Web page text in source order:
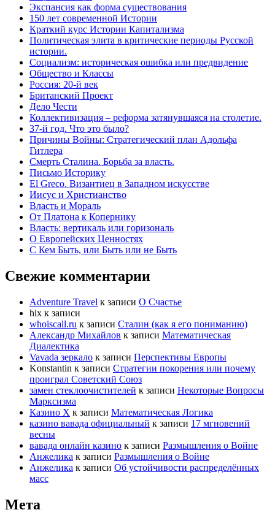
Экспансия как форма существования
150 лет современной Истории
Краткий курс Истории Капитализма
Политическая элита в критические периоды Русской
истории.
Социализм: историческая ошибка или предвидение
Общество и Классы
Россия: 20-й век
Британский Проект
Дело Чести
Коллективизация – реформа затянувшаяся на столетие.
37-й год. Что это было?
Причины Войны: Стратегический план Адольфа
Гитлера
Смерть Сталина. Борьба за власть.
Письмо Историку
El Greco. Византиец в Западном искусстве
Иисус и Христианство
Власть и Мораль
От Платона к Копернику
Власть: вертикаль или горизональ
О Европейских Ценностях
С Кем Быть, или Быть или не Быть
Свежие комментарии
Adventure Travel к записи О Счастье
hix к записи
whoiscall.ru к записи Сталин (как я его пониманию)
Александр Михайлов к записи Математическая
Диалектика
Vavada зеркало к записи Перспективы Европы
Konstantin к записи Стратегии покорения или почему
проиграл Советский Союз
замен стеклоочистителей к записи Некоторые Вопросы
Марксизма
Казино Х к записи Математическая Логика
казино вавада официальный к записи 17 мгновений
весны
вавада онлайн казино к записи Размышления о Войне
Анжелика к записи Размышления о Войне
Анжелика к записи Об устойчивости распределённых
масс
Мета